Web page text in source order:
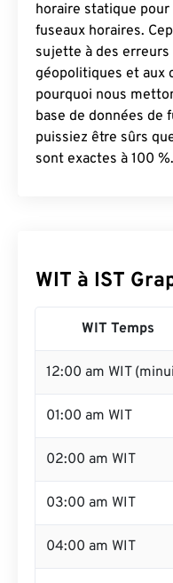
horaire statique
fuseaux horaires.
sujette à des
géopolitiques et aux
pourquoi nous
base de données de
puissiez être sûrs
sont exactes à 100 %.
WIT à IST
WIT Temps
12:00 am WIT
01:00 am WIT
02:00 am WIT
03:00 am WIT
04:00 am WIT